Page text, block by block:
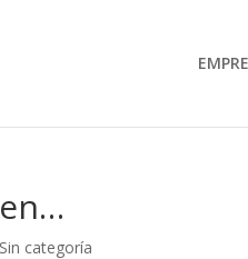
Sin categoría